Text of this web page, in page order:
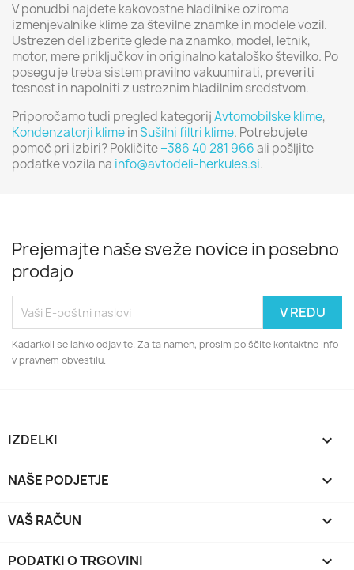
V ponudbi najdete kakovostne hladilnike oziroma
izmenjevalnike klime za številne znamke in modele vozil.
Ustrezen del izberite glede na znamko, model, letnik,
motor, mere priključkov in originalno kataloško številko. Po
posegu je treba sistem pravilno vakuumirati, preveriti
tesnost in napolniti z ustreznim hladilnim sredstvom.
Priporočamo tudi pregled kategorijAvtomobilske klime,
Kondenzatorji klimeinSušilni filtri klime. Potrebujete
pomoč pri izbiri? Pokličite+386 40 281 966ali pošljite
podatke vozila na info@avtodeli-herkules.si.
Prejemajte naše sveže novice in posebno
prodajo
Kadarkoli se lahko odjavite. Za ta namen, prosim poiščite kontaktne info
v pravnem obvestilu.
IZDELKI 
NAŠE PODJETJE 
VAŠ RAČUN 
PODATKI O TRGOVINI keyboard_arrow_down